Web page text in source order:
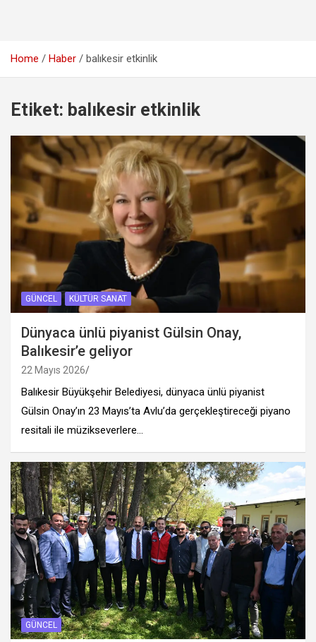
Home Haber balıkesir etkinlik
Etiket: balıkesir etkinlik
GÜNCEL KÜLTÜR SANAT
Dünyaca ünlü piyanist Gülsin Onay,
Balıkesir’e geliyor
22 Mayıs 2026
Balıkesir Büyükşehir Belediyesi, dünyaca ünlü piyanist
Gülsin Onay’ın 23 Mayıs’ta Avlu’da gerçekleştireceği piyano
resitali ile müzikseverlere…
GÜNCEL